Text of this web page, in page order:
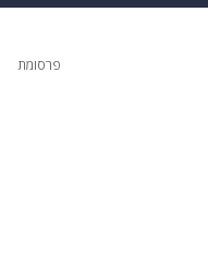
פרסומת